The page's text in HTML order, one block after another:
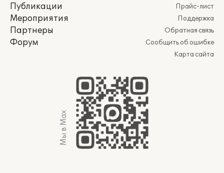
Публикации
Мероприятия
Партнеры
Форум
Прайс-лист
Поддержка
Обратная связь
Сообщить об ошибке
Карта сайта
Мы в Max